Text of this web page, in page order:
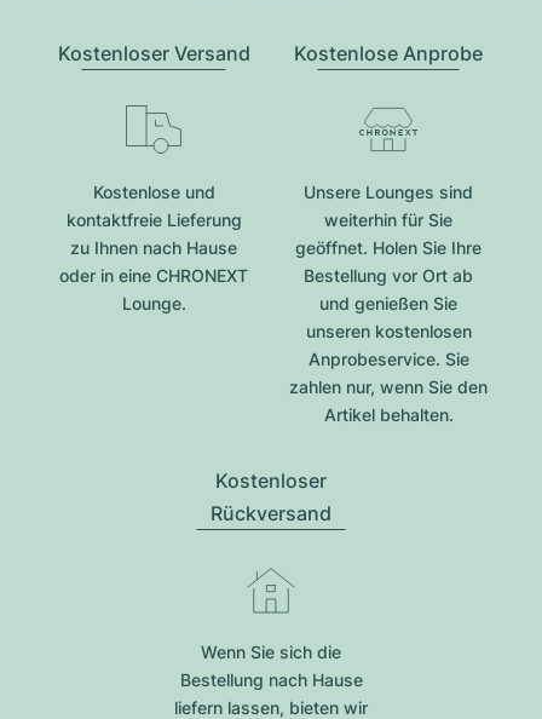
Kostenloser Versand
Kostenlose und
kontaktfreie Lieferung
zu Ihnen nach Hause
oder in eine CHRONEXT
Lounge.
Kostenlose Anprobe
Unsere Lounges sind
weiterhin für Sie
geöffnet. Holen Sie Ihre
Bestellung vor Ort ab
und genießen Sie
unseren kostenlosen
Anprobeservice. Sie
zahlen nur, wenn Sie den
Artikel behalten.
Kostenloser
Rückversand
Wenn Sie sich die
Bestellung nach Hause
liefern lassen, bieten wir